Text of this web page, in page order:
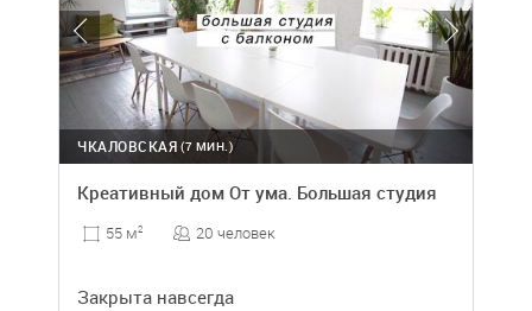
(7 МИН.)
ЧКАЛОВСКАЯ
Креативный дом От ума. Большая студия
55 м2 20 человек
Закрыта навсегда